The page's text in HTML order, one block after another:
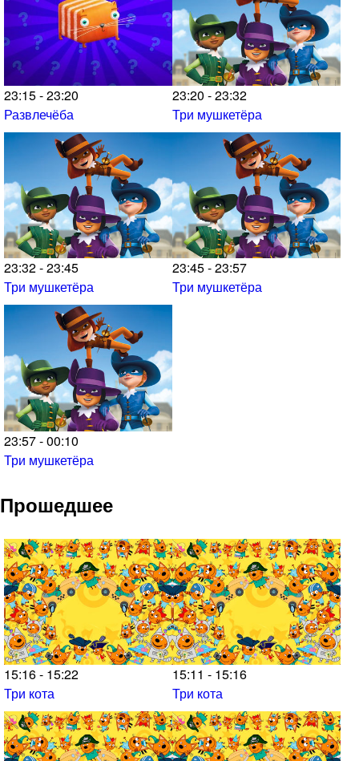
23:15 - 23:20
Развлечёба
23:20 - 23:32
Три мушкетёра
23:32 - 23:45
Три мушкетёра
23:45 - 23:57
Три мушкетёра
23:57 - 00:10
Три мушкетёра
Прошедшее
15:16 - 15:22
Три кота
15:11 - 15:16
Три кота